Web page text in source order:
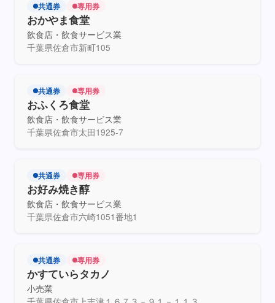
おかやま食堂
共通券 専用券
飲食店・飲食サービス業
千葉県佐倉市新町105
おふくろ食堂
共通券 専用券
飲食店・飲食サービス業
千葉県佐倉市太田1925-7
お好み焼き醇
共通券 専用券
飲食店・飲食サービス業
千葉県佐倉市六崎1051番地1
かすていらタカノ
共通券 専用券
小売業